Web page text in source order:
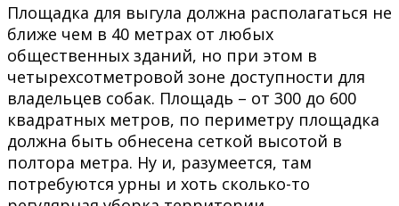
Площадка для выгула должна располагаться не
ближе чем в 40 метрах от любых
общественных зданий, но при этом в
четырехсотметровой зоне доступности для
владельцев собак. Площадь – от 300 до 600
квадратных метров, по периметру площадка
должна быть обнесена сеткой высотой в
полтора метра. Ну и, разумеется, там
потребуются урны и хоть сколько-то